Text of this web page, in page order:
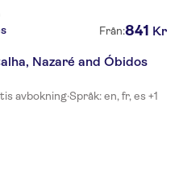
Från:841 Kr
Nazaré and Óbidos
avbokning·Språk: en, fr, es +1